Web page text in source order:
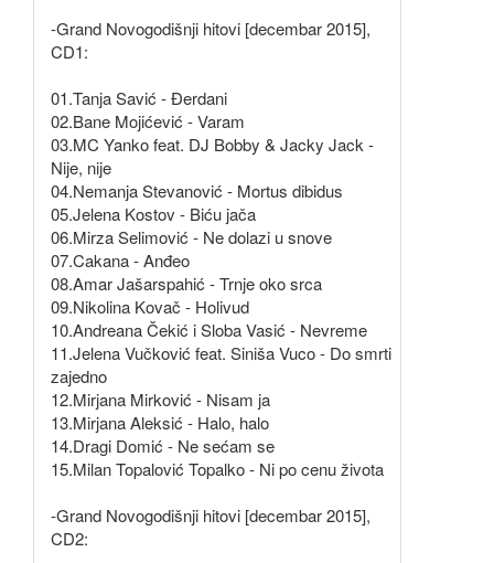
-Grand Novogodišnji hitovi [decembar 2015],
CD1:
01.Tanja Savić - Đerdani
02.Bane Mojićević - Varam
03.MC Yanko feat. DJ Bobby & Jacky Jack -
Nije, nije
04.Nemanja Stevanović - Mortus dibidus
05.Jelena Kostov - Biću jača
06.Mirza Selimović - Ne dolazi u snove
07.Cakana - Anđeo
08.Amar Jašarspahić - Trnje oko srca
09.Nikolina Kovač - Holivud
10.Andreana Čekić i Sloba Vasić - Nevreme
11.Jelena Vučković feat. Siniša Vuco - Do smrti
zajedno
12.Mirjana Mirković - Nisam ja
13.Mirjana Aleksić - Halo, halo
14.Dragi Domić - Ne sećam se
15.Milan Topalović Topalko - Ni po cenu života
-Grand Novogodišnji hitovi [decembar 2015],
CD2: